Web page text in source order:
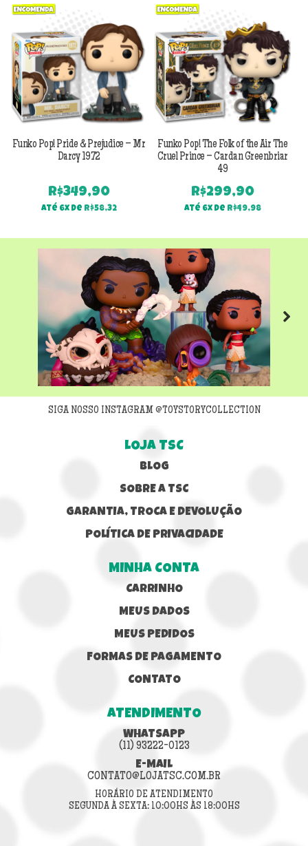
Funko Pop! Pride & Prejudice – Mr
Darcy 1972
R$349,90
Até 6x de R$58,32
Funko Pop! The Folk of the Air The
Cruel Prince – Cardan Greenbriar
49
R$299,90
Até 6x de R$49,98
Next
SIGA NOSSO INSTAGRAM @TOYSTORYCOLLECTION
LOJA TSC
BLOG
SOBRE A TSC
GARANTIA, TROCA E DEVOLUÇÃO
POLÍTICA DE PRIVACIDADE
MINHA CONTA
CARRINHO
MEUS DADOS
MEUS PEDIDOS
FORMAS DE PAGAMENTO
CONTATO
ATENDIMENTO
WHATSAPP
(11) 93222-0123
E-MAIL
CONTATO@LOJATSC.COM.BR
HORÁRIO DE ATENDIMENTO
SEGUNDA À SEXTA: 10:00HS ÀS 18:00HS